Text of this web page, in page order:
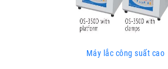
Máy lắc công suất cao